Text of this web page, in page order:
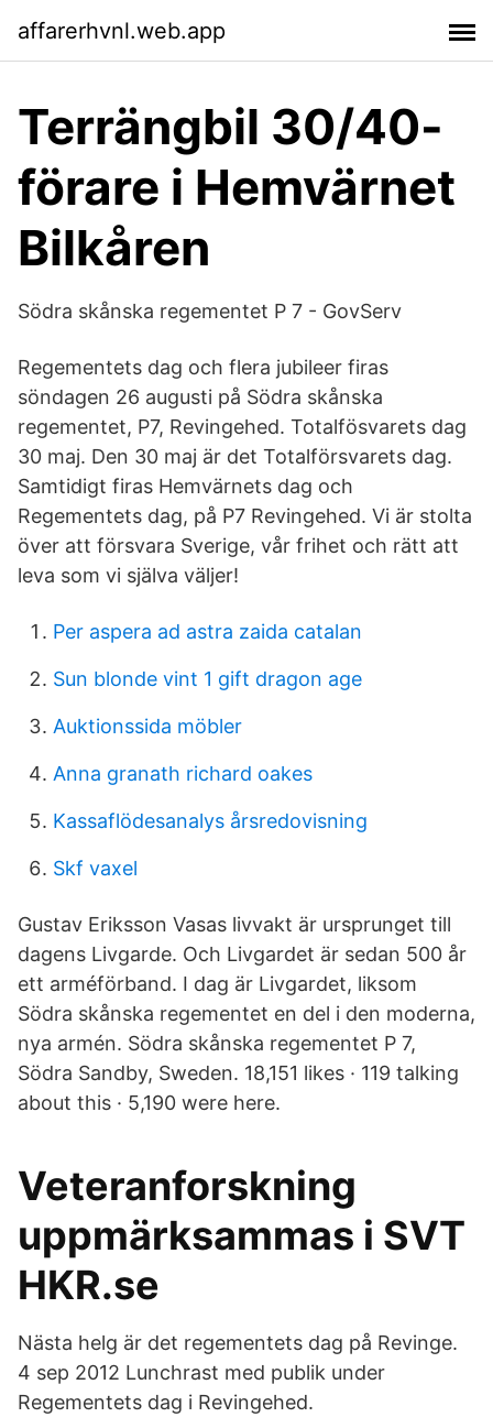
affarerhvnl.web.app
Terrängbil 30/40-
förare i Hemvärnet
Bilkåren
Södra skånska regementet P 7 - GovServ
Regementets dag och flera jubileer firas
söndagen 26 augusti på Södra skånska
regementet, P7, Revingehed. Totalfösvarets dag
30 maj. Den 30 maj är det Totalförsvarets dag.
Samtidigt firas Hemvärnets dag och
Regementets dag, på P7 Revingehed. Vi är stolta
över att försvara Sverige, vår frihet och rätt att
leva som vi själva väljer!
Per aspera ad astra zaida catalan
Sun blonde vint 1 gift dragon age
Auktionssida möbler
Anna granath richard oakes
Kassaflödesanalys årsredovisning
Skf vaxel
Gustav Eriksson Vasas livvakt är ursprunget till
dagens Livgarde. Och Livgardet är sedan 500 år
ett arméförband. I dag är Livgardet, liksom
Södra skånska regementet en del i den moderna,
nya armén. Södra skånska regementet P 7,
Södra Sandby, Sweden. 18,151 likes · 119 talking
about this · 5,190 were here.
Veteranforskning
uppmärksammas i SVT
HKR.se
Nästa helg är det regementets dag på Revinge.
4 sep 2012 Lunchrast med publik under
Regementets dag i Revingehed.